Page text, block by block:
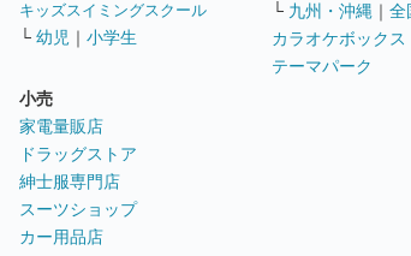
キッズスイミングスクール
└ 幼児 ｜ 小学生
小売
家電量販店
ドラッグストア
紳士服専門店
スーツショップ
カー用品店
└ 九州・沖縄 ｜ 全
カラオケボックス
テーマパーク